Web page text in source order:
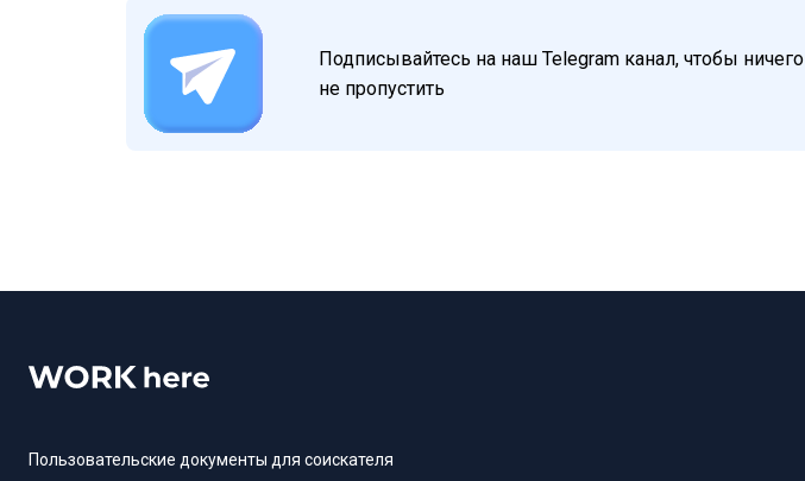
Подписывайтесь на наш Telegram канал, чтобы ничего
не пропустить
Пользовательские документы для соискателя